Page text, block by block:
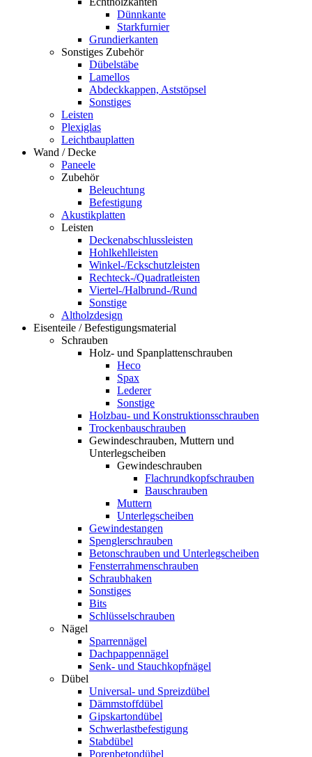
Dünnkante
Starkfurnier
Grundierkanten
Sonstiges Zubehör
Dübelstäbe
Lamellos
Abdeckkappen, Aststöpsel
Sonstiges
Leisten
Plexiglas
Leichtbauplatten
Wand / Decke
Paneele
Zubehör
Beleuchtung
Befestigung
Akustikplatten
Leisten
Deckenabschlussleisten
Hohlkehlleisten
Winkel-/Eckschutzleisten
Rechteck-/Quadratleisten
Viertel-/Halbrund-/Rund
Sonstige
Altholzdesign
Eisenteile / Befestigungsmaterial
Schrauben
Holz- und Spanplattenschrauben
Heco
Spax
Lederer
Sonstige
Holzbau- und Konstruktionsschrauben
Trockenbauschrauben
Gewindeschrauben, Muttern und
Unterlegscheiben
Gewindeschrauben
Flachrundkopfschrauben
Bauschrauben
Muttern
Unterlegscheiben
Gewindestangen
Spenglerschrauben
Betonschrauben und Unterlegscheiben
Fensterrahmenschrauben
Schraubhaken
Sonstiges
Bits
Schlüsselschrauben
Nägel
Sparrennägel
Dachpappennägel
Senk- und Stauchkopfnägel
Dübel
Universal- und Spreizdübel
Dämmstoffdübel
Gipskartondübel
Schwerlastbefestigung
Stabdübel
Porenbetondübel